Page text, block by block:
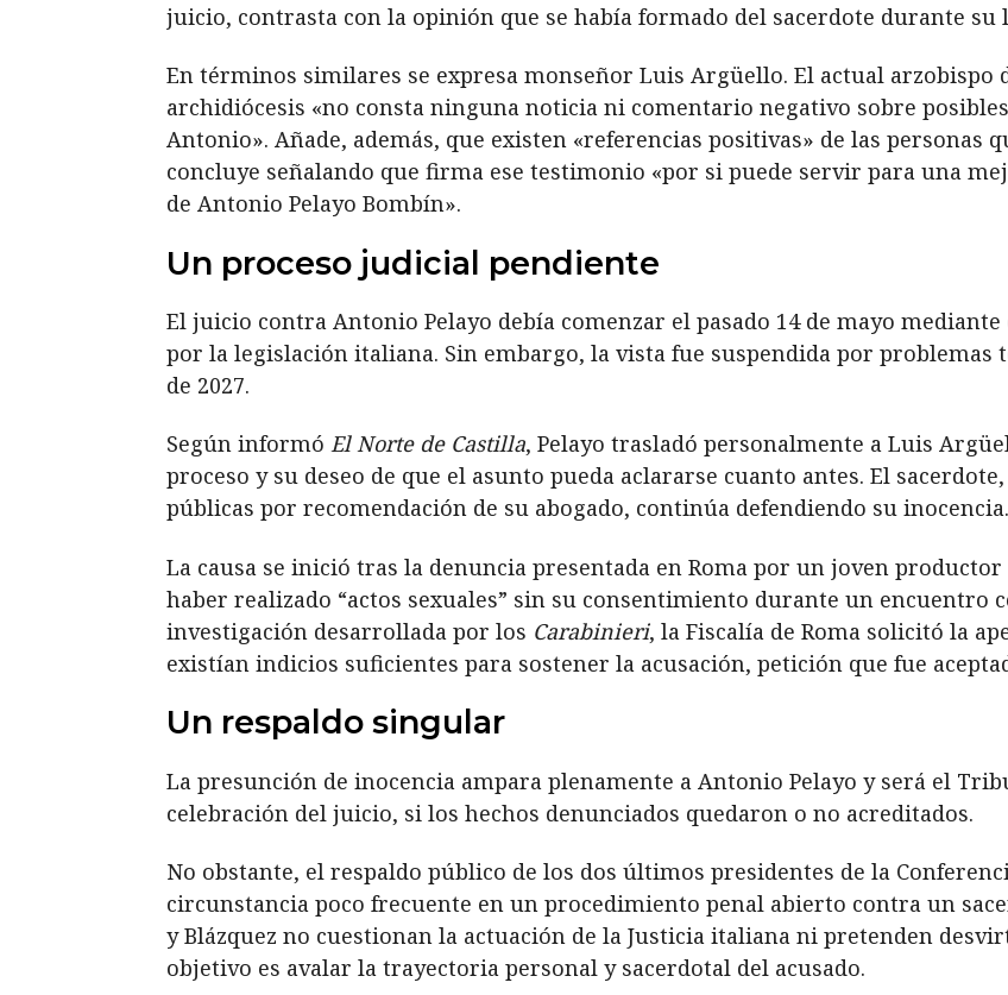
juicio, contrasta con la opinión que se había formado del sacerdote durante su
En términos similares se expresa monseñor Luis Argüello. El actual arzobispo
archidiócesis «no consta ninguna noticia ni comentario negativo sobre
Antonio». Añade, además, que existen «referencias positivas» de las personas
concluye señalando que firma ese testimonio «por si puede servir para una
de Antonio Pelayo Bombín».
Un proceso judicial pendiente
El juicio contra Antonio Pelayo debía comenzar el pasado 14 de mayo
por la legislación italiana. Sin embargo, la vista fue suspendida por problemas
de 2027.
Según informó El Norte de Castilla, Pelayo trasladó personalmente a Luis
proceso y su deseo de que el asunto pueda aclararse cuanto antes. El
públicas por recomendación de su abogado, continúa defendiendo su inocencia.
La causa se inició tras la denuncia presentada en Roma por un joven
haber realizado “actos sexuales” sin su consentimiento durante un encuentro
investigación desarrollada por los Carabinieri, la Fiscalía de Roma solicitó la
existían indicios suficientes para sostener la acusación, petición que fue
Un respaldo singular
La presunción de inocencia ampara plenamente a Antonio Pelayo y será el
celebración del juicio, si los hechos denunciados quedaron o no acreditados.
No obstante, el respaldo público de los dos últimos presidentes de la
circunstancia poco frecuente en un procedimiento penal abierto contra un
y Blázquez no cuestionan la actuación de la Justicia italiana ni pretenden
objetivo es avalar la trayectoria personal y sacerdotal del acusado.